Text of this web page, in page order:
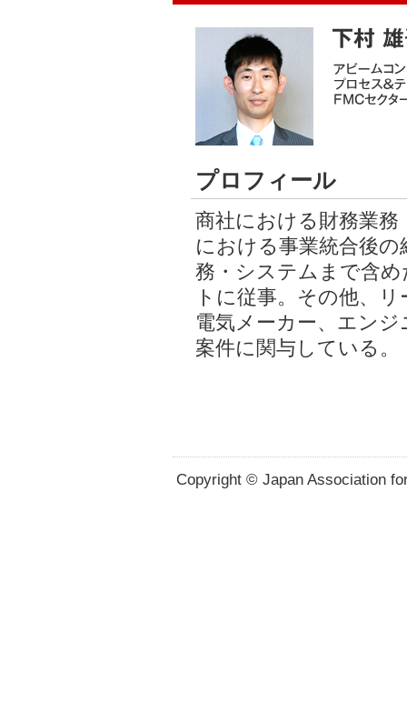
プロフィール
商社における財務業
における事業統合後
務・システムまで含
トに従事。その他、
電気メーカー、エン
案件に関与している。
Copyright © Japan Association